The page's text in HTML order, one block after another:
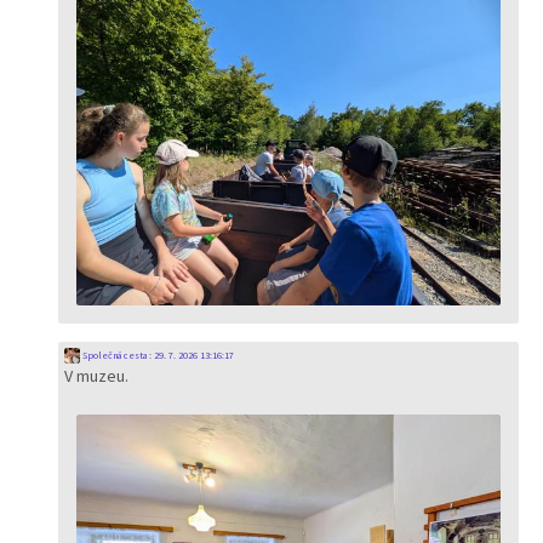
Společná cesta: 29. 7. 2026 13:16:17
V muzeu.